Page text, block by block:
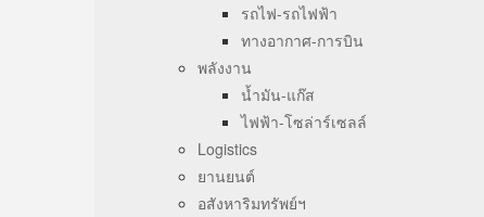
รถไฟ-รถไฟฟ้า
ทางอากาศ-การบิน
พลังงาน
น้ำมัน-แก๊ส
ไฟฟ้า-โซล่าร์เซลล์
Logistics
ยานยนต์
อสังหาริมทรัพย์ฯ